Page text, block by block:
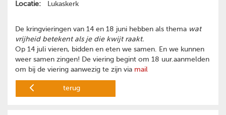
Locatie:
Lukaskerk
De kringvieringen van 14 en 18 juni hebben als thema wat
vrijheid betekent als je die kwijt raakt.
Op 14 juli vieren, bidden en eten we samen. En we kunnen
weer samen zingen! De viering begint om 18 uur.aanmelden
om bij de viering aanwezig te zijn via mail
terug